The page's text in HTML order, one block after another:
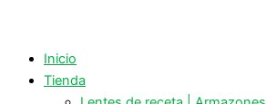
Inicio
Tienda